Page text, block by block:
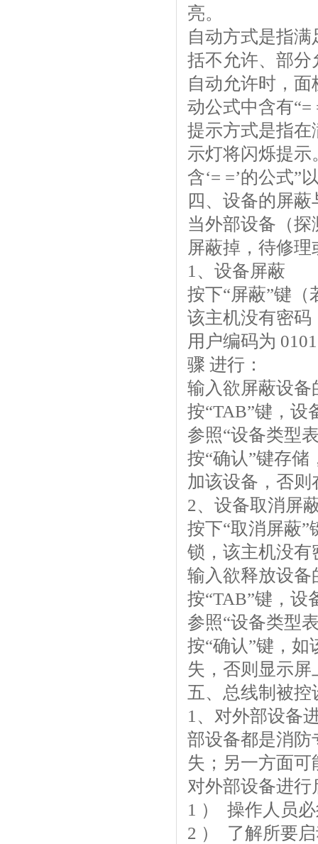
亮。
自动方式是指
括不允许、部分
自动允许时，
动公式中含有
提示方式是指在
示灯将闪烁提示
含‘= =’的公式”
四、设备的屏
当外部设备（
屏蔽掉，待修
1、设备屏蔽
按下“屏蔽”键
该主机没有密
用户编码为
骤 进行：
输入欲屏蔽设备
按“TAB”键，设
参照“设备类型
按“确认”键存
加该设备，否
2、设备取消屏
按下“取消屏蔽
锁，该主机没有
输入欲释放设备
按“TAB”键，设
参照“设备类型
按“确认”键，
失，否则显示
五、总线制被
1、对外部设备
部设备都是消防
失；另一方面
对外部设备进
1 ） 操作人员
2 ） 了解所要